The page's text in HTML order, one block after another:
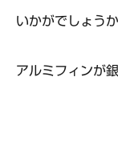
いかがでしょう
アルミフィンが